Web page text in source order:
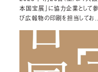
本国宝展」に協力企業として
び広報物の印刷を担当してお…